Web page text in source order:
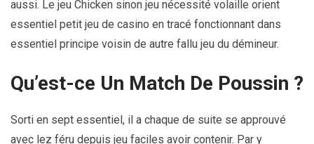
aussi. Le jeu Chicken sinon jeu nécessité volaille orient
essentiel petit jeu de casino en tracé fonctionnant dans
essentiel principe voisin de autre fallu jeu du démineur.
Qu’est-ce Un Match De Poussin ?
Sorti en sept essentiel, il a chaque de suite se approuvé
avec lez féru depuis jeu faciles avoir contenir. Par y